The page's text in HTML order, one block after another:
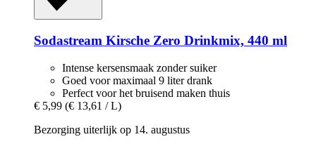
Sodastream Kirsche Zero Drinkmix, 440 ml
Intense kersensmaak zonder suiker
Goed voor maximaal 9 liter drank
Perfect voor het bruisend maken thuis
€ 5,99 (€ 13,61 / L)
Bezorging uiterlijk op 14. augustus